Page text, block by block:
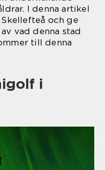
I denna artikel
och ge
vad denna stad
till denna
i